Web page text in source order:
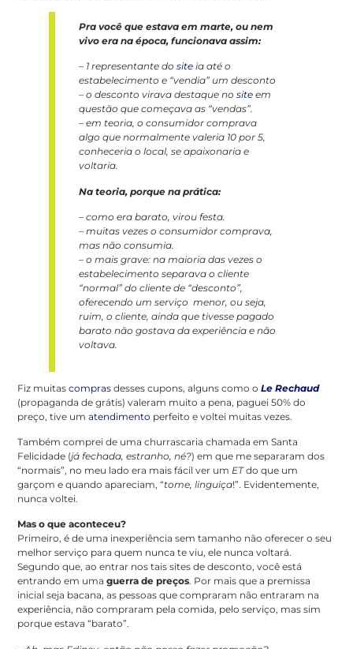
Pra você que estava em marte, ou nem
vivo era na época, funcionava assim:
– 1 representante dosite ia até o
estabelecimento e “vendia” um desconto
– o desconto virava destaque nosite em
questão que começava as “vendas”.
– em teoria, o consumidor comprava
algo que normalmente valeria 10 por 5,
conheceria o local, se apaixonaria e
voltaria.
Na teoria, porque na prática:
– como era barato, virou festa.
– muitas vezes o consumidor comprava,
mas não consumia.
– o mais grave: na maioria das vezes o
estabelecimento separava o cliente
“normal” do cliente de “desconto”,
oferecendo um serviço menor, ou seja,
ruim, o cliente, ainda que tivesse pagado
barato não gostava da experiência e não
voltava.
Fiz muitascompras desses cupons, alguns como oLe Rechaud
(propaganda de grátis) valeram muito a pena, paguei 50% do
preço, tive umatendimento perfeito e voltei muitas vezes.
Também comprei de uma churrascaria chamada em Santa
Felicidade (já fechada, estranho, né?) em que me separaram dos
“normais”, no meu lado era mais fácil ver um ETdo que um
garçom e quando apareciam, “tome, linguiça!”. Evidentemente,
nunca voltei.
Mas o que aconteceu?
Primeiro, é de uma inexperiência sem tamanho não oferecer o seu
melhor serviço para quem nunca te viu, ele nunca voltará.
Segundo que, ao entrar nos tais sites de desconto, você está
entrando em umaguerra de preços. Por mais que a premissa
inicial seja bacana, as pessoas que compraram não entraram na
experiência, não compraram pela comida, pelo serviço, mas sim
porque estava “barato”.